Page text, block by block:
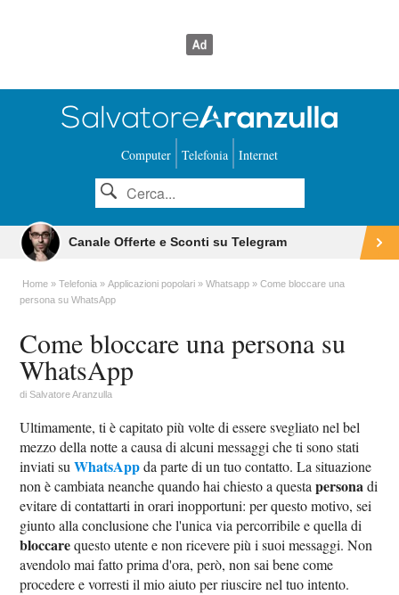
Computer Telefonia Internet
Canale Offerte e Sconti su Telegram
Home Telefonia Applicazioni popolari Whatsapp
Come bloccare una
persona su WhatsApp
Come bloccare una persona su
WhatsApp
diSalvatore Aranzulla
Ultimamente, ti è capitato più volte di essere svegliato nel bel
mezzo della notte a causa di alcuni messaggi che ti sono stati
inviati suWhatsAppda parte di un tuo contatto. La situazione
non è cambiata neanche quando hai chiesto a questapersonadi
evitare di contattarti in orari inopportuni: per questo motivo, sei
giunto alla conclusione che l'unica via percorribile e quella di
bloccarequesto utente e non ricevere più i suoi messaggi. Non
avendolo mai fatto prima d'ora, però, non sai bene come
procedere e vorresti il mio aiuto per riuscire nel tuo intento.